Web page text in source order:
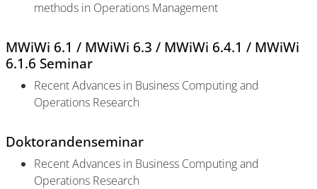
methods in Operations Management
MWiWi 6.1 / MWiWi 6.3 / MWiWi 6.4.1 / MWiWi
6.1.6 Seminar
Recent Advances in Business Computing and
Operations Research
Doktorandenseminar
Recent Advances in Business Computing and
Operations Research